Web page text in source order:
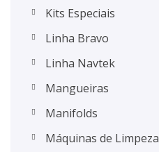
Kits Especiais
Linha Bravo
Linha Navtek
Mangueiras
Manifolds
Máquinas de Limpeza